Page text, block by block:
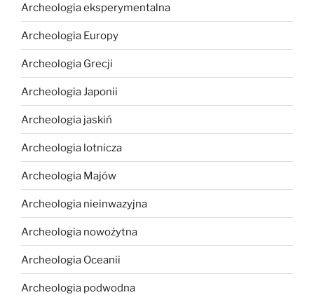
Archeologia eksperymentalna
Archeologia Europy
Archeologia Grecji
Archeologia Japonii
Archeologia jaskiń
Archeologia lotnicza
Archeologia Majów
Archeologia nieinwazyjna
Archeologia nowożytna
Archeologia Oceanii
Archeologia podwodna